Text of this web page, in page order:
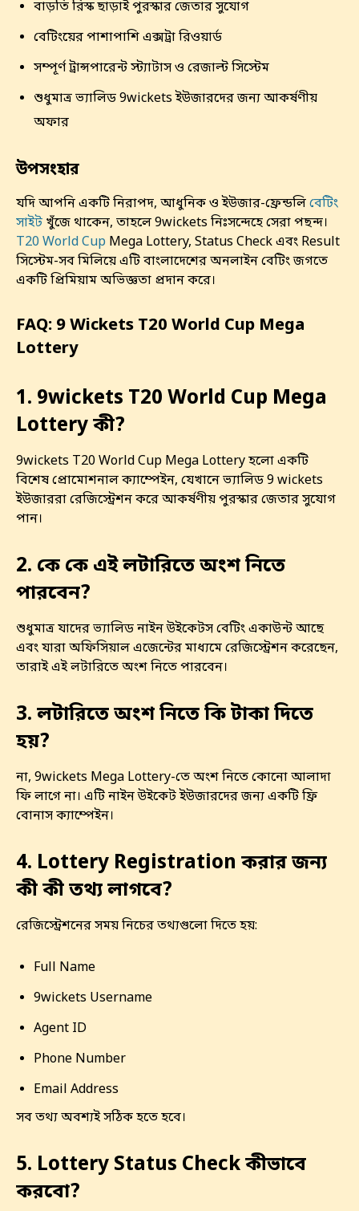
বাড়তি রিস্ক ছাড়াই পুরস্কার জেতার সুযোগ
বেটিংয়ের পাশাপাশি এক্সট্রা রিওয়ার্ড
সম্পূর্ণ ট্রান্সপারেন্ট স্ট্যাটাস ও রেজাল্ট সিস্টেম
শুধুমাত্র ভ্যালিড 9wickets ইউজারদের জন্য আকর্ষণীয়
অফার
উপসংহার
যদি আপনি একটি নিরাপদ, আধুনিক ও ইউজার-ফ্রেন্ডলিবেটিং
সাইট খুঁজে থাকেন, তাহলে 9wickets নিঃসন্দেহে সেরা পছন্দ।
T20 World Cup Mega Lottery, Status Check এবং Result
সিস্টেম-সব মিলিয়ে এটি বাংলাদেশের অনলাইন বেটিং জগতে
একটি প্রিমিয়াম অভিজ্ঞতা প্রদান করে।
FAQ: 9 Wickets T20 World Cup Mega
Lottery
1. 9wickets T20 World Cup Mega
Lottery কী?
9wickets T20 World Cup Mega Lottery হলো একটি
বিশেষ প্রোমোশনাল ক্যাম্পেইন, যেখানে ভ্যালিড 9 wickets
ইউজাররা রেজিস্ট্রেশন করে আকর্ষণীয় পুরস্কার জেতার সুযোগ
পান।
2. কে কে এই লটারিতে অংশ নিতে
পারবেন?
শুধুমাত্র যাদের ভ্যালিড নাইন উইকেটস বেটিং একাউন্ট আছে
এবং যারা অফিসিয়াল এজেন্টের মাধ্যমে রেজিস্ট্রেশন করেছেন,
তারাই এই লটারিতে অংশ নিতে পারবেন।
3. লটারিতে অংশ নিতে কি টাকা দিতে
হয়?
না, 9wickets Mega Lottery-তে অংশ নিতে কোনো আলাদা
ফি লাগে না। এটি নাইন উইকেট ইউজারদের জন্য একটি ফ্রি
বোনাস ক্যাম্পেইন।
4. Lottery Registration করার জন্য
কী কী তথ্য লাগবে?
রেজিস্ট্রেশনের সময় নিচের তথ্যগুলো দিতে হয়:
Full Name
9wickets Username
Agent ID
Phone Number
Email Address
সব তথ্য অবশ্যই সঠিক হতে হবে।
5. Lottery Status Check কীভাবে
করবো?